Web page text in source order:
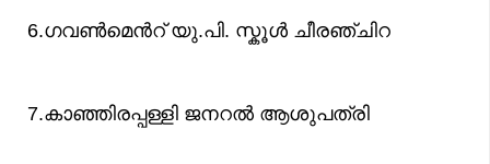
6.ഗവണ്‍മെന്‍റ് യു.പി. സ്കൂള്‍ ചീരഞ്ചിറ
7.കാഞ്ഞിരപ്പള്ളി ജനറല്‍ ആശുപത്രി